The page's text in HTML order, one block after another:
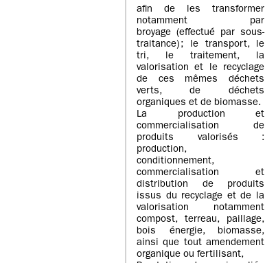
afin de les transformer
notamment par
broyage (effectué par sous-
traitance) ; le transport, le
tri, le traitement, la
valorisation et le recyclage
de ces mêmes déchets
verts, de déchets
organiques et de biomasse.
La production et
commercialisation de
produits valorisés :
production,
conditionnement,
commercialisation et
distribution de produits
issus du recyclage et de la
valorisation notamment
compost, terreau, paillage,
bois énergie, biomasse,
ainsi que tout amendement
organique ou fertilisant,